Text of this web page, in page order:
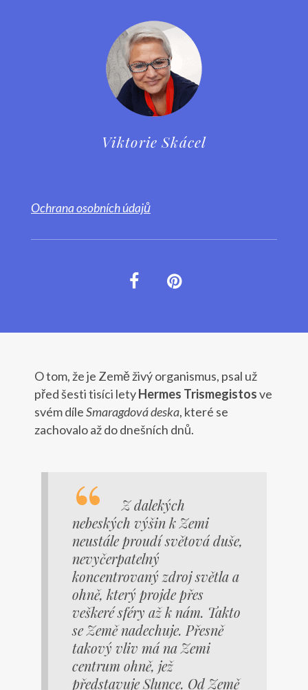
Viktorie Skácel
Ochrana osobních údajů
O tom, že je Země živý organismus, psal už
před šesti tisíci letyHermes Trismegistosve
svém díleSmaragdová deska, které se
zachovalo až do dnešních dnů.
Z dalekých
nebeských výšin k Zemi
neustále proudí světová duše,
nevyčerpatelný
koncentrovaný zdroj světla a
ohně, který projde přes
veškeré sféry až k nám. Takto
se Země nadechuje. Přesně
takový vliv má na Zemi
centrum ohně, jež
představuje Slunce. Od Země